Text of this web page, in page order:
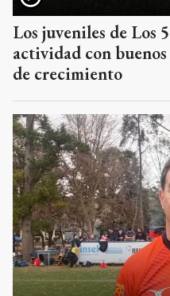
Los juveniles de Los
actividad con
de crecimiento